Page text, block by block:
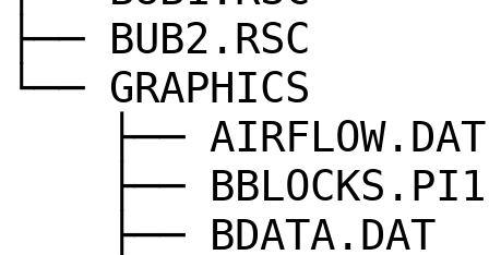
├── BUB2.RSC
└── GRAPHICS
├── AIRFLOW.DAT
├── BBLOCKS.PI1
├── BDATA.DAT